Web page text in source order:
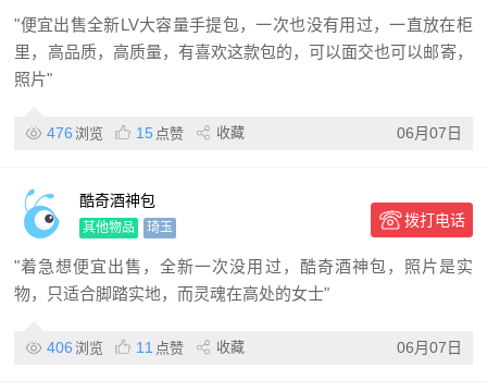
"便宜出售全新LV大容量手提包，一次也没有用过，一直放在柜
里，高品质，高质量，有喜欢这款包的，可以面交也可以邮寄，
照片"
476 浏览 15 点赞 收藏 06月07日
酷奇酒神包
其他物品 琦玉 拨打电话
"着急想便宜出售，全新一次没用过，酷奇酒神包，照片是实
物，只适合脚踏实地，而灵魂在高处的女士"
406 浏览 11 点赞 收藏 06月07日